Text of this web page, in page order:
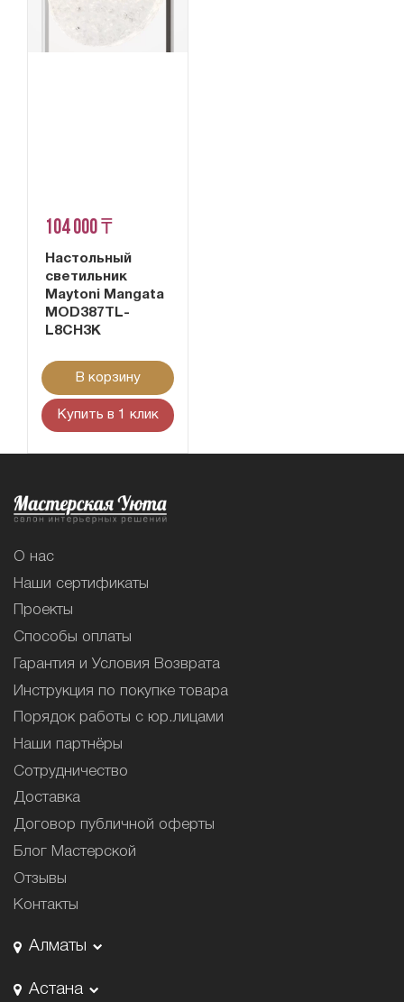
104 000 ₸
Настольный
светильник
Maytoni Mangata
MOD387TL-
L8CH3K
В корзину
Купить в 1 клик
О нас
Наши сертификаты
Проекты
Способы оплаты
Гарантия и Условия Возврата
Инструкция по покупке товара
Порядок работы с юр.лицами
Наши партнёры
Сотрудничество
Доставка
Договор публичной оферты
Блог Мастерской
Отзывы
Контакты
Алматы
Астана